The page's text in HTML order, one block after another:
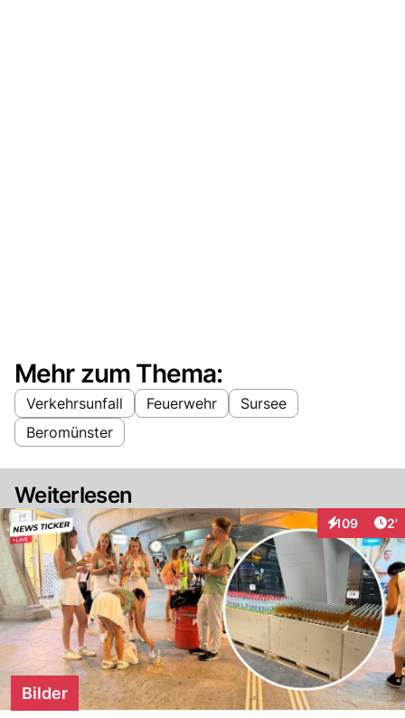
Mehr zum Thema:
Verkehrsunfall Feuerwehr
Sursee
Beromünster
Weiterlesen
109
Interaktionen
2'
Bilder